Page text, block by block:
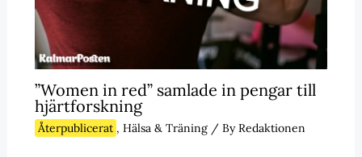
”Women in red” samlade in pengar till
hjärtforskning
Återpublicerat , Hälsa & Träning/ ByRedaktionen